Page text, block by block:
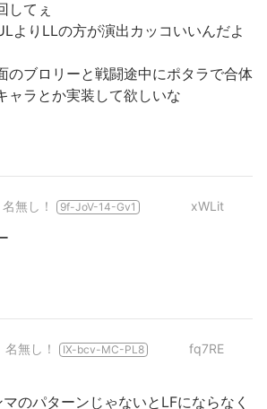
してぇ
よりLLの方が演出カッコいいんだよ
のブロリーと戦闘途中にポタラで合体
ャラとか実装して欲しいな
無し！ 9f-JoV-14-Gv1 xWLit
無し！ IX-bcv-MC-PL8 fq7RE
のパターンじゃないとLFにならなく